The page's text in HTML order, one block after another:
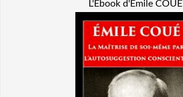
L'Ebook d'Emile COUÉ